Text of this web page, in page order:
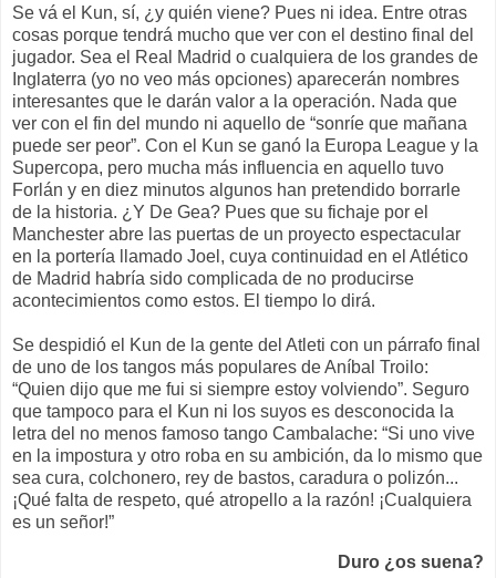
Se vá el Kun, sí, ¿y quién viene? Pues ni idea. Entre otras
cosas porque tendrá mucho que ver con el destino final del
jugador. Sea el Real Madrid o cualquiera de los grandes de
Inglaterra (yo no veo más opciones) aparecerán nombres
interesantes que le darán valor a la operación. Nada que
ver con el fin del mundo ni aquello de “sonríe que mañana
puede ser peor”. Con el Kun se ganó la Europa League y la
Supercopa, pero mucha más influencia en aquello tuvo
Forlán y en diez minutos algunos han pretendido borrarle
de la historia. ¿Y De Gea? Pues que su fichaje por el
Manchester abre las puertas de un proyecto espectacular
en la portería llamado Joel, cuya continuidad en el Atlético
de Madrid habría sido complicada de no producirse
acontecimientos como estos. El tiempo lo dirá.
Se despidió el Kun de la gente del Atleti con un párrafo final
de uno de los tangos más populares de Aníbal Troilo:
“Quien dijo que me fui si siempre estoy volviendo”. Seguro
que tampoco para el Kun ni los suyos es desconocida la
letra del no menos famoso tango Cambalache: “Si uno vive
en la impostura y otro roba en su ambición, da lo mismo que
sea cura, colchonero, rey de bastos, caradura o polizón...
¡Qué falta de respeto, qué atropello a la razón! ¡Cualquiera
es un señor!”
Duro ¿os suena?